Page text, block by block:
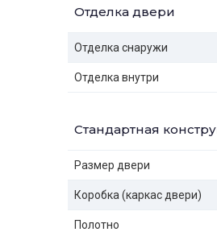
Отделка двери
Отделка снаружи
Отделка внутри
Стандартная
Размер двери
Коробка (каркас двери)
Полотно